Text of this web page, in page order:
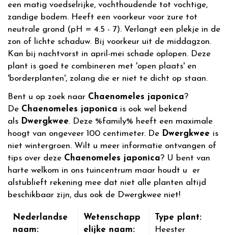
een matig voedselrijke, vochthoudende tot vochtige,
zandige bodem. Heeft een voorkeur voor zure tot
neutrale grond (pH = 4.5 - 7). Verlangt een plekje in de
zon of lichte schaduw. Bij voorkeur uit de middagzon.
Kan bij nachtvorst in april-mei schade oplopen. Deze
plant is goed te combineren met 'open plaats' en
'borderplanten', zolang die er niet te dicht op staan.
Bent u op zoek naar Chaenomeles japonica?
De Chaenomeles japonica is ook wel bekend
als Dwergkwee. Deze %family% heeft een maximale
hoogt van ongeveer 100 centimeter. De Dwergkwee is
niet wintergroen. Wilt u meer informatie ontvangen of
tips over deze Chaenomeles japonica? U bent van
harte welkom in ons tuincentrum maar houdt u er
alstublieft rekening mee dat niet alle planten altijd
beschikbaar zijn, dus ook de Dwergkwee niet!
Nederlandse
naam:
Wetenschapp
elijke naam:
Type plant:
Heester